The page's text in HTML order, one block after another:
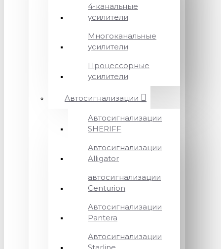
4-канальные
усилители
Многоканальные
усилители
Процессорные
усилители
Автосигнализации
Автосигнализации
SHERIFF
Автосигнализации
Alligator
автосигнализации
Centurion
Автосигнализации
Pantera
Автосигнализации